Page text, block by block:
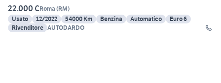
22.000 €Roma (RM)
Usato
12/2022 54000 Km Benzina Automatico
Euro 6
Rivenditore AUTODARDO